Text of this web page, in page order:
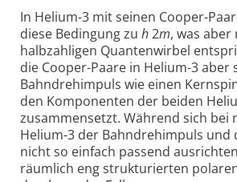
In Helium-3 mit seinen Cooper-
diese Bedingung zu h2m, was aber
halb­zahligen Quanten­wirbel
die Cooper-Paare in Helium-3 aber
Bahn­dreh­impuls wie einen
den Komponenten der beiden
zusammen­setzt. Während sich bei
Helium-3 der Bahn­dreh­impuls und
nicht so einfach passend
räum­lich eng struk­turierten